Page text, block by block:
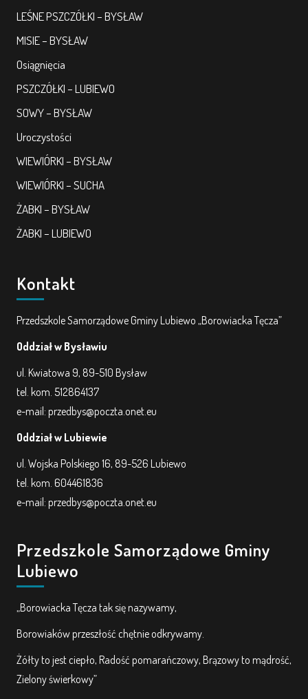
LEŚNE PSZCZÓŁKI – BYSŁAW
MISIE – BYSŁAW
Osiągnięcia
PSZCZÓŁKI – LUBIEWO
SOWY – BYSŁAW
Uroczystości
WIEWIÓRKI – BYSŁAW
WIEWIÓRKI – SUCHA
ŻABKI – BYSŁAW
ŻABKI – LUBIEWO
Kontakt
Przedszkole Samorządowe Gminy Lubiewo „Borowiacka Tęcza”
Oddział w Bysławiu
ul. Kwiatowa 9, 89-510 Bysław
tel. kom. 512864137
e-mail: przedbys@poczta.onet.eu
Oddział w Lubiewie
ul. Wojska Polskiego 16, 89-526 Lubiewo
tel. kom. 604461836
e-mail: przedbys@poczta.onet.eu
Przedszkole Samorządowe Gminy
Lubiewo
„Borowiacka Tęcza tak się nazywamy,
Borowiaków przeszłość chętnie odkrywamy.
Żółty to jest ciepło, Radość pomarańczowy, Brązowy to mądrość,
Zielony świerkowy”